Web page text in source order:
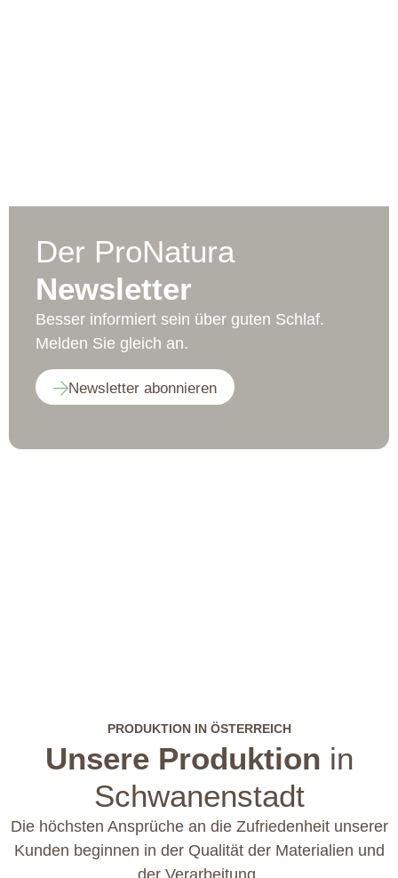
Der ProNatura
Newsletter
Besser informiert sein über guten Schlaf.
Melden Sie gleich an.
Newsletter abonnieren
PRODUKTION IN ÖSTERREICH
Unsere Produktion in
Schwanenstadt
Die höchsten Ansprüche an die Zufriedenheit unserer
Kunden beginnen in der Qualität der Materialien und
der Verarbeitung.